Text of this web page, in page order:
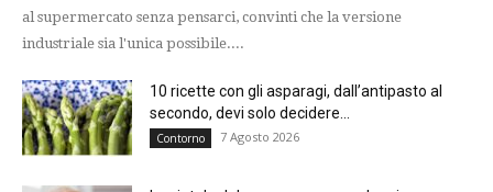
al supermercato senza pensarci, convinti che la versione
industriale sia l'unica possibile....
10 ricette con gli asparagi, dall’antipasto al
secondo, devi solo decidere...
Contorno 7 Agosto 2026